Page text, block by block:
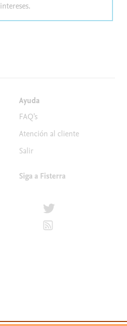
intereses.
Ayuda
FAQ's
Atención al cliente
Salir
Siga a Fisterra
Síguenos en Twitter
Suscríbete para recibir